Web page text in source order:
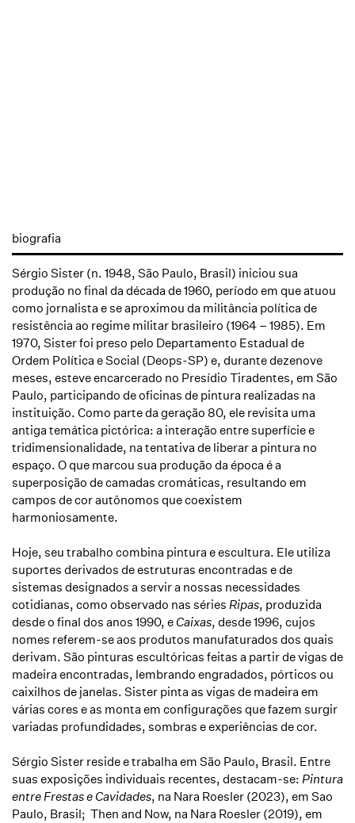
biografia
Sérgio Sister (n. 1948, São Paulo, Brasil) iniciou sua
produção no final da década de 1960, período em que atuou
como jornalista e se aproximou da militância política de
resistência ao regime militar brasileiro (1964 – 1985). Em
1970, Sister foi preso pelo Departamento Estadual de
Ordem Política e Social (Deops-SP) e, durante dezenove
meses, esteve encarcerado no Presídio Tiradentes, em São
Paulo, participando de oficinas de pintura realizadas na
instituição. Como parte da geração 80, ele revisita uma
antiga temática pictórica: a interação entre superfície e
tridimensionalidade, na tentativa de liberar a pintura no
espaço. O que marcou sua produção da época é a
superposição de camadas cromáticas, resultando em
campos de cor autônomos que coexistem
harmoniosamente.
Hoje, seu trabalho combina pintura e escultura. Ele utiliza
suportes derivados de estruturas encontradas e de
sistemas designados a servir a nossas necessidades
cotidianas, como observado nas séries Ripas, produzida
desde o final dos anos 1990, e Caixas, desde 1996, cujos
nomes referem-se aos produtos manufaturados dos quais
derivam. São pinturas escultóricas feitas a partir de vigas de
madeira encontradas, lembrando engradados, pórticos ou
caixilhos de janelas. Sister pinta as vigas de madeira em
várias cores e as monta em configurações que fazem surgir
variadas profundidades, sombras e experiências de cor.
Sérgio Sister reside e trabalha em São Paulo, Brasil. Entre
suas exposições individuais recentes, destacam-se: Pintura
entre Frestas e Cavidades, na Nara Roesler (2023), em Sao
Paulo, Brasil; Then and Now, na Nara Roesler (2019), em